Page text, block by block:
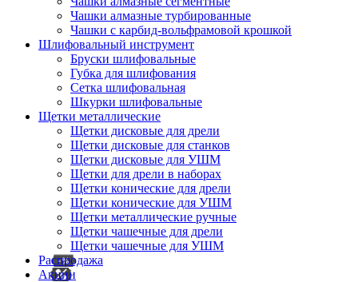
Чашки алмазные турбированные
Чашки с карбид-вольфрамовой крошкой
Шлифовальный инструмент
Бруски шлифовальные
Губка для шлифования
Сетка шлифовальная
Шкурки шлифовальные
Щетки металлические
Щетки дисковые для дрели
Щетки дисковые для станков
Щетки дисковые для УШМ
Щетки для дрели в наборах
Щетки конические для дрели
Щетки конические для УШМ
Щетки металлические ручные
Щетки чашечные для дрели
Щетки чашечные для УШМ
Распродажа
Акции